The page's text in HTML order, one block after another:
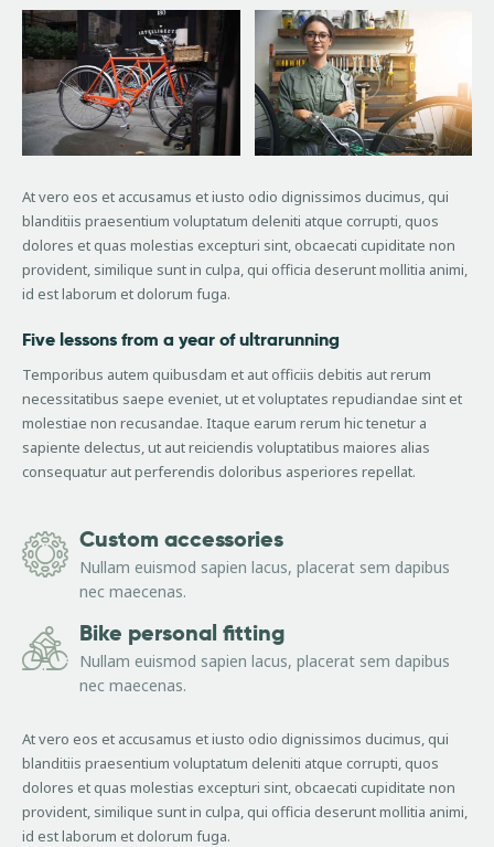
At vero eos et accusamus et iusto odio dignissimos ducimus, qui
blanditiis praesentium voluptatum deleniti atque corrupti, quos
dolores et quas molestias excepturi sint, obcaecati cupiditate non
provident, similique sunt in culpa, qui officia deserunt mollitia animi,
id est laborum et dolorum fuga.
Five lessons from a year of ultrarunning
Temporibus autem quibusdam et aut officiis debitis aut rerum
necessitatibus saepe eveniet, ut et voluptates repudiandae sint et
molestiae non recusandae. Itaque earum rerum hic tenetur a
sapiente delectus, ut aut reiciendis voluptatibus maiores alias
consequatur aut perferendis doloribus asperiores repellat.
Custom accessories
Nullam euismod sapien lacus, placerat sem dapibus
nec maecenas.
Bike personal fitting
Nullam euismod sapien lacus, placerat sem dapibus
nec maecenas.
At vero eos et accusamus et iusto odio dignissimos ducimus, qui
blanditiis praesentium voluptatum deleniti atque corrupti, quos
dolores et quas molestias excepturi sint, obcaecati cupiditate non
provident, similique sunt in culpa, qui officia deserunt mollitia animi,
id est laborum et dolorum fuga.